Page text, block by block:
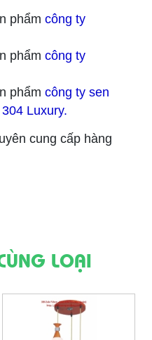
phẩm công ty
phẩm công ty
phẩm công ty sen
Luxury.
cung cấp hàng
LOẠI